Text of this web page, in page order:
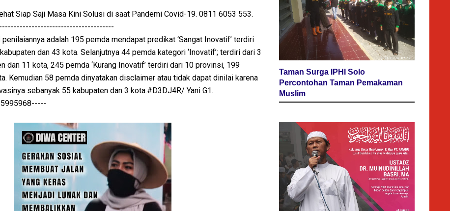
Siap Saji Masa Kini Solusi di saat Pandemi Covid-19. 0811 6053 553.
adalah 195 pemda mendapat predikat ‘Sangat Inovatif’ terdiri
dan 43 kota. Selanjutnya 44 pemda kategori ‘Inovatif’; terdiri dari 3
dan 11 kota, 245 pemda ‘Kurang Inovatif’ terdiri dari 10 provinsi, 199
Kemudian 58 pemda dinyatakan disclaimer atau tidak dapat dinilai karena
sebanyak 55 kabupaten dan 3 kota.#D3DJ4R/ Yani G1.
Taman Surga IPHI Solo
Percontohan Taman Pemakaman
Muslim